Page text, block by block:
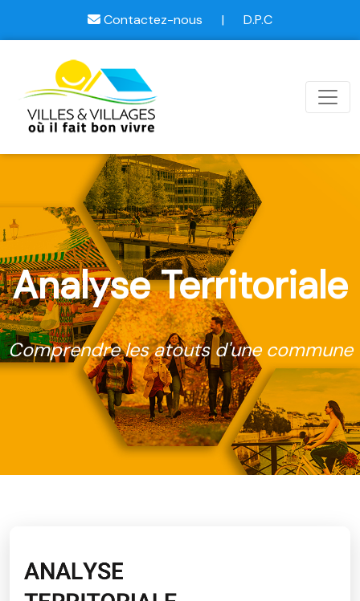
Contactez-nous | D.P.C
Analyse Territoriale
Comprendre les atouts d'une commune